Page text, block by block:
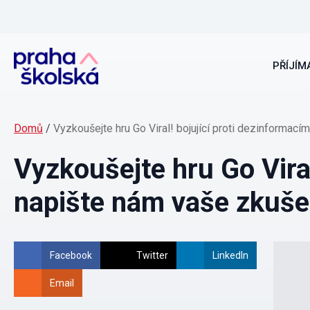
Domů / Vyzkoušejte hru Go Viral! bojující proti
Vyzkoušejte hru Go
napište nám vaše
Facebook Twitter LinkedIn
Email